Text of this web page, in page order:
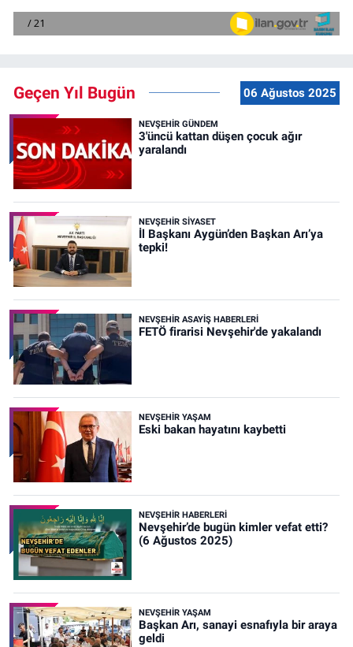
Geçen Yıl Bugün 06 Ağustos 2025
NEVŞEHIR GÜNDEM
3'üncü kattan düşen çocuk ağır
yaralandı
NEVŞEHIR SIYASET
İl Başkanı Aygün’den Başkan Arı’ya
tepki!
NEVŞEHIR ASAYIŞ HABERLERI
FETÖ firarisi Nevşehir'de yakalandı
NEVŞEHIR YAŞAM
Eski bakan hayatını kaybetti
NEVŞEHIR HABERLERI
Nevşehir’de bugün kimler vefat etti?
(6 Ağustos 2025)
NEVŞEHIR YAŞAM
Başkan Arı, sanayi esnafıyla bir araya
geldi